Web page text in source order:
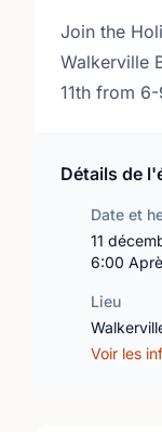
Join the
Walkerville
11th from 6-
Détails de
Date et
11
6:00
Lieu
Voir les